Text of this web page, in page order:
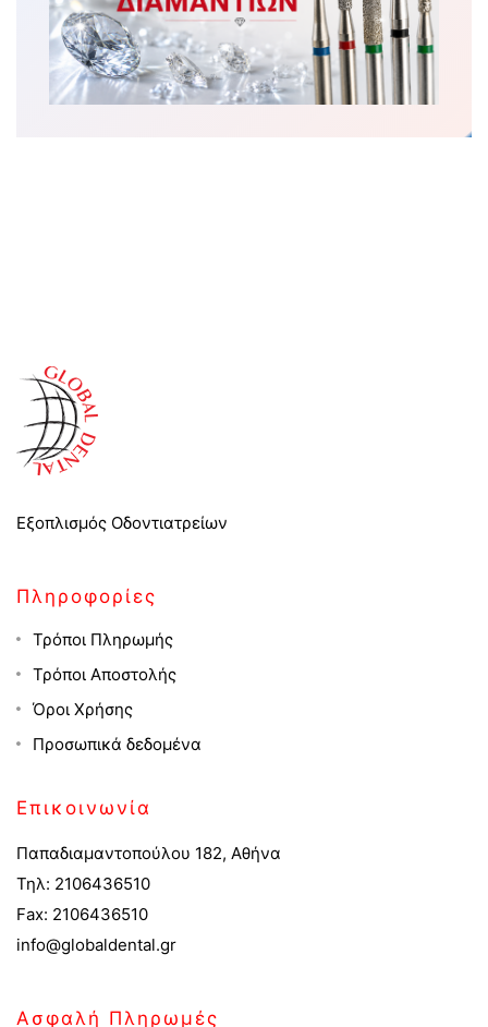
Εξοπλισμός Οδοντιατρείων
Πληροφορίες
Τρόποι Πληρωμής
Τρόποι Αποστολής
Όροι Χρήσης
Προσωπικά δεδομένα
Επικοινωνία
Παπαδιαμαντοπούλου 182, Αθήνα
Τηλ: 2106436510
Fax: 2106436510
info@globaldental.gr
Ασφαλή Πληρωμές